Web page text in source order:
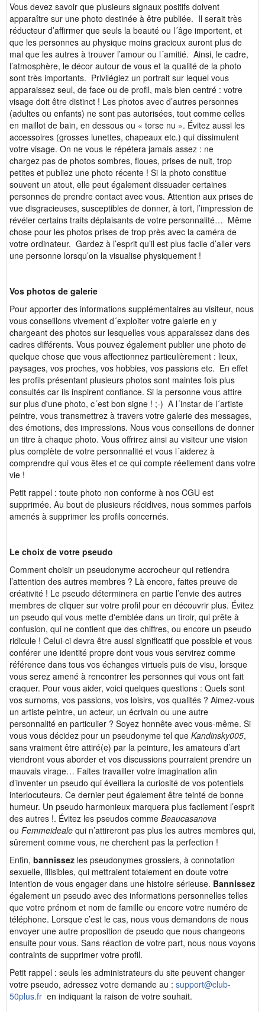
Vous devez savoir que plusieurs signaux positifs doivent
apparaître sur une photo destinée à être publiée. Il serait très
réducteur d’affirmer que seuls la beauté ou l´âge importent, et
que les personnes au physique moins gracieux auront plus de
mal que les autres à trouver l’amour ou l´amitié. Ainsi, le cadre,
l’atmosphère, le décor autour de vous et la qualité de la photo
sont très importants. Privilégiez un portrait sur lequel vous
apparaissez seul, de face ou de profil, mais bien centré : votre
visage doit être distinct ! Les photos avec d’autres personnes
(adultes ou enfants) ne sont pas autorisées, tout comme celles
en maillot de bain, en dessous ou « torse nu ». Évitez aussi les
accessoires (grosses lunettes, chapeaux etc.) qui dissimulent
votre visage. On ne vous le répétera jamais assez : ne
chargez pas de photos sombres, floues, prises de nuit, trop
petites et publiez une photo récente ! Si la photo constitue
souvent un atout, elle peut également dissuader certaines
personnes de prendre contact avec vous. Attention aux prises de
vue disgracieuses, susceptibles de donner, à tort, l’impression de
révéler certains traits déplaisants de votre personnalité… Même
chose pour les photos prises de trop près avec la caméra de
votre ordinateur. Gardez à l’esprit qu’il est plus facile d’aller vers
une personne lorsqu’on la visualise physiquement !
Vos photos de galerie
Pour apporter des informations supplémentaires au visiteur, nous
vous conseillons vivement d´exploiter votre galerie en y
chargeant des photos sur lesquelles vous apparaissez dans des
cadres différents. Vous pouvez également publier une photo de
quelque chose que vous affectionnez particulièrement : lieux,
paysages, vos proches, vos hobbies, vos passions etc. En effet
les profils présentant plusieurs photos sont maintes fois plus
consultés car ils inspirent confiance. Si la personne vous attire
sur plus d'une photo, c´est bon signe ! ;-) A l´instar de l´artiste
peintre, vous transmettrez à travers votre galerie des messages,
des émotions, des impressions. Nous vous conseillons de donner
un titre à chaque photo. Vous offrirez ainsi au visiteur une vision
plus complète de votre personnalité et vous l´aiderez à
comprendre qui vous êtes et ce qui compte réellement dans votre
vie !
Petit rappel : toute photo non conforme à nos CGU est
supprimée. Au bout de plusieurs récidives, nous sommes parfois
amenés à supprimer les profils concernés.
Le choix de votre pseudo
Comment choisir un pseudonyme accrocheur qui retiendra
l’attention des autres membres ? Là encore, faites preuve de
créativité ! Le pseudo déterminera en partie l’envie des autres
membres de cliquer sur votre profil pour en découvrir plus. Évitez
un pseudo qui vous mette d'emblée dans un tiroir, qui prête à
confusion, qui ne contient que des chiffres, ou encore un pseudo
ridicule ! Celui-ci devra être aussi significatif que possible et vous
conférer une identité propre dont vous vous servirez comme
référence dans tous vos échanges virtuels puis de visu, lorsque
vous serez amené à rencontrer les personnes qui vous ont fait
craquer. Pour vous aider, voici quelques questions : Quels sont
vos surnoms, vos passions, vos loisirs, vos qualités ? Aimez-vous
un artiste peintre, un acteur, un écrivain ou une autre
personnalité en particulier ? Soyez honnête avec vous-même. Si
vous vous décidez pour un pseudonyme tel que Kandinsky005,
sans vraiment être attiré(e) par la peinture, les amateurs d’art
viendront vous aborder et vos discussions pourraient prendre un
mauvais virage… Faites travailler votre imagination afin
d’inventer un pseudo qui éveillera la curiosité de vos potentiels
interlocuteurs. Ce dernier peut également être teinté de bonne
humeur. Un pseudo harmonieux marquera plus facilement l’esprit
des autres !. Évitez les pseudos comme Beaucasanova
ou Femmeideale qui n’attireront pas plus les autres membres qui,
sûrement comme vous, ne cherchent pas la perfection !
Enfin, bannissez les pseudonymes grossiers, à connotation
sexuelle, illisibles, qui mettraient totalement en doute votre
intention de vous engager dans une histoire sérieuse. Bannissez
également un pseudo avec des informations personnelles telles
que votre prénom et nom de famille ou encore votre numéro de
téléphone. Lorsque c’est le cas, nous vous demandons de nous
envoyer une autre proposition de pseudo que nous changeons
ensuite pour vous. Sans réaction de votre part, nous nous voyons
contraints de supprimer votre profil.
Petit rappel : seuls les administrateurs du site peuvent changer
votre pseudo, adressez votre demande au : support@club-
50plus.fr en indiquant la raison de votre souhait.